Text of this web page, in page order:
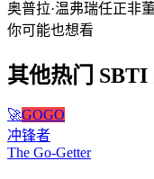
奥普拉·温弗瑞任正非
你可能也想看
其他热门 SBTI
🚀GOGO
冲锋者
The Go-Getter